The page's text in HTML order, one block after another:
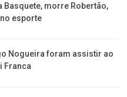
Basquete, morre Robertão,
esporte
Nogueira foram assistir ao
Franca